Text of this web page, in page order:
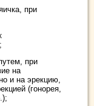
при
при
на
и на эрекцию,
(гонорея,